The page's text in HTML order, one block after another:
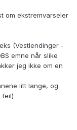
om ekstremvarseler
(Vestlendinger -
emne når slike
jeg ikke om en
litt lange, og
feil)